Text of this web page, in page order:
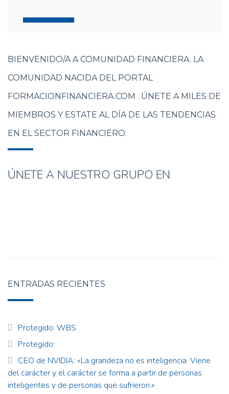
BIENVENIDO/A A COMUNIDAD FINANCIERA. LA
COMUNIDAD NACIDA DEL PORTAL
FORMACIONFINANCIERA.COM . ÚNETE A MILES DE
MIEMBROS Y ESTATE AL DÍA DE LAS TENDENCIAS
EN EL SECTOR FINANCIERO.
ÚNETE A NUESTRO GRUPO EN
ENTRADAS RECIENTES
Protegido: WBS
Protegido:
CEO de NVIDIA: «La grandeza no es inteligencia. Viene
del carácter y el carácter se forma a partir de personas
inteligentes y de personas que sufrieron.»